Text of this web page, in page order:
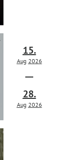
15.
Aug 2026
28.
Aug 2026